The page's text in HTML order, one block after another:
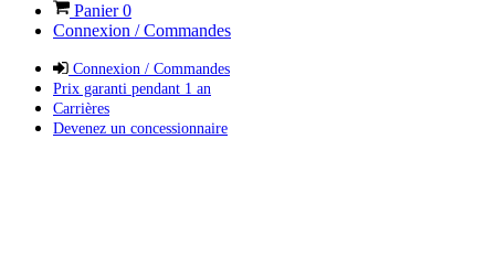
Panier0
Connexion / Commandes
Connexion / Commandes
Prix garanti pendant 1 an
Carrières
Devenez un concessionnaire